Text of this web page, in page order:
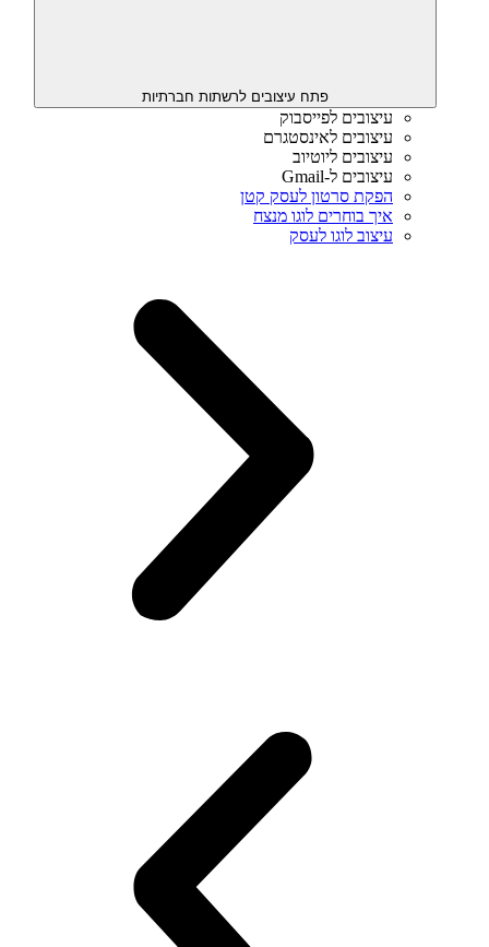
פתח עיצובים לרשתות חברתיות
עיצובים לפייסבוק
עיצובים לאינסטגרם
עיצובים ליוטיוב
עיצובים ל-Gmail
הפקת סרטון לעסק קטן
איך בוחרים לוגו מנצח
עיצוב לוגו לעסק